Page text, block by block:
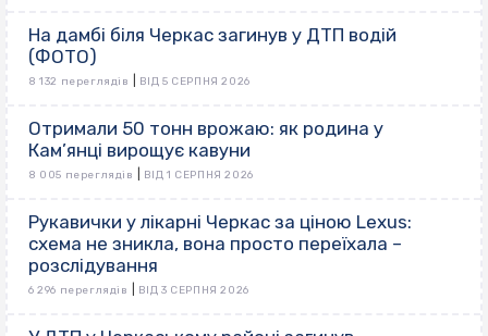
На дамбі біля Черкас загинув у ДТП водій
(ФОТО)
8 132 переглядів ВІД 5 СЕРПНЯ 2026
Отримали 50 тонн врожаю: як родина у
Кам’янці вирощує кавуни
8 005 переглядів ВІД 1 СЕРПНЯ 2026
Рукавички у лікарні Черкас за ціною Lexus:
схема не зникла, вона просто переїхала –
розслідування
6 296 переглядів ВІД 3 СЕРПНЯ 2026